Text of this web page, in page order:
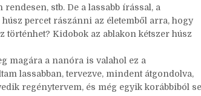
villámgépelések nekem annyira jó
módszer. (Legalábbis a first drafthoz XD)
hát milyen pocsékat lehet már írni ilyen
stb. De a lassabb írással, a
percet rászánni az életemből arra, hogy
történhet? Kidobok az ablakon kétszer húsz